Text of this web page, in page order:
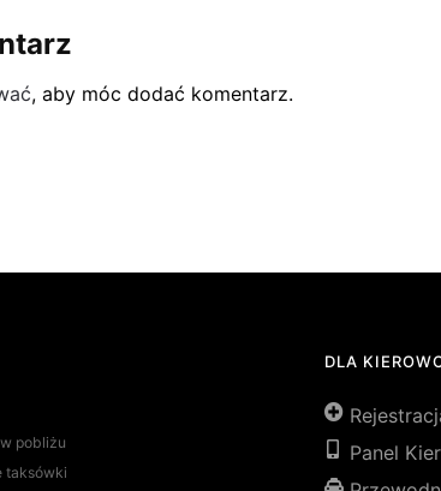
, aby móc dodać komentarz.
pobliżu
taksówki
DLA
Panel